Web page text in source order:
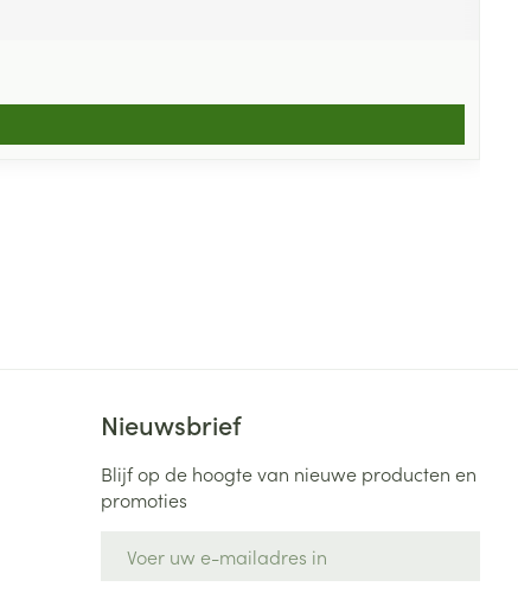
Nieuwsbrief
Blijf op de hoogte van nieuwe producten en
promoties